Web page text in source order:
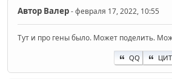
Автор Валер- февраля 17, 2022, 10:55
Тут и про гены было. Может поделить.
QQ